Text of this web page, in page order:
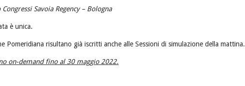
Savoia Regency – Bologna
è unica.
Pomeridiana risultano già iscritti anche alle Sessioni di simulazione della mattina.
on-demand fino al 30 maggio 2022.